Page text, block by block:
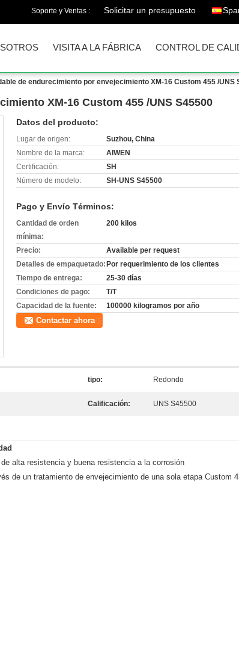
Soporte y Ventas : Solicitar un presupuesto
VISITA A LA FÁBRICA CONTROL DE
de endurecimiento por envejecimiento XM-16 Custom 455 /UNS
XM-16 Custom 455 /UNS S45500
Datos del producto:
Lugar de origen:
Suzhou, China
Nombre de la marca:
AIWEN
Certificación:
SH
Número de modelo:
SH-UNS S45500
Pago y Envío Términos:
Cantidad de orden
mínima:
200 kilos
Precio:
Available per request
Detalles de empaquetado: Por requerimiento de los clientes
Tiempo de entrega:
25-30 días
Condiciones de pago:
T/T
Capacidad de la fuente:
100000 kilogramos por año
Contactar ahora
tipo: Redondo
Calificación: UNS S45500
alta resistencia y buena resistencia a la corrosión
de un tratamiento de envejecimiento de una sola etapa Custom